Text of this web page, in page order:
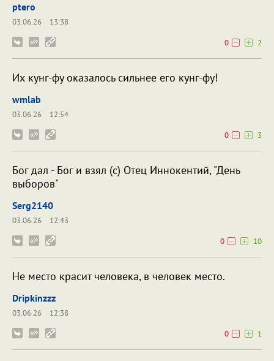
ptero
03.06.26
13:38
0
2
Их кунг-фу оказалось сильнее его кунг-фу!
wmlab
03.06.26
12:54
0
3
Бог дал - Бог и взял (с) Отец Иннокентий, "День
выборов"
Serg2140
03.06.26
12:43
0
10
Не место красит человека, в человек место.
Dripkinzzz
03.06.26
12:38
0
1